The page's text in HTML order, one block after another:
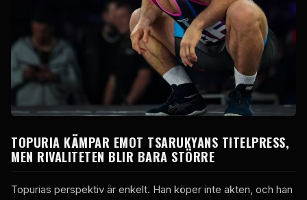
TOPURIA KÄMPAR EMOT TSARUKYANS TITELPRESS,
MEN RIVALITETEN BLIR BARA STÖRRE
Topurias perspektiv är enkelt. Han köper inte akten, och han